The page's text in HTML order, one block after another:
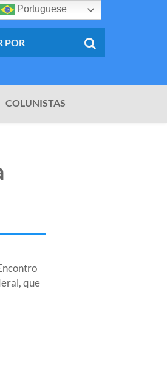
COLUNISTAS
que
Portuguese